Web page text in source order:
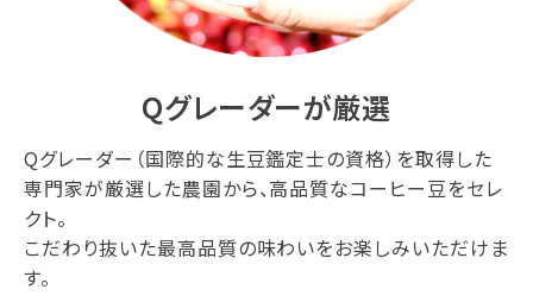
Qグレーダーが厳選
Qグレーダー（国際的な生豆鑑定士の資格）を取得した
専門家が厳選した農園から、高品質なコーヒー豆をセレ
クト。
こだわり抜いた最高品質の味わいをお楽しみいただけま
す。